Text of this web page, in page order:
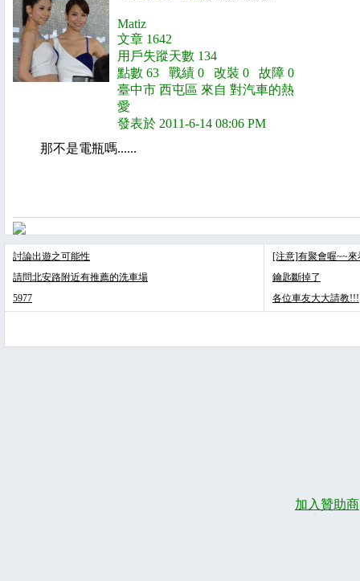
Matiz
文章 1642
用戶失蹤天數 134
點數 63 戰績 0 改裝 0 故障 0
臺中市 西屯區 來自 對汽車的熱
愛
發表於 2011-6-14 08:06 PM
那不是電瓶嗎......
討論出遊之可能性
請問北安路附近有推薦的洗車場
5977
[注意]有聚會喔~~來
鑰匙斷掉了
各位車友大大請教!!!
加入贊助商